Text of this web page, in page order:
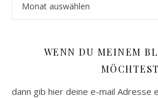
WENN DU MEINEM
dann gib hier deine e-mail Adresse